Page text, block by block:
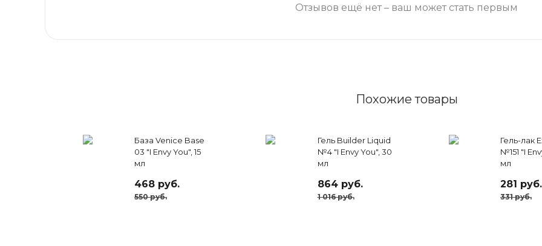
Отзывов ещё нет – ваш может стать первым
Похожие товары
База Venice Base
03 "I Envy You", 15
мл
468 руб.
550 руб.
Гель Builder Liquid
№4 "I Envy You", 30
мл
864 руб.
1 016 руб.
Гель-лак
№151 "I
мл
281 руб.
331 руб.